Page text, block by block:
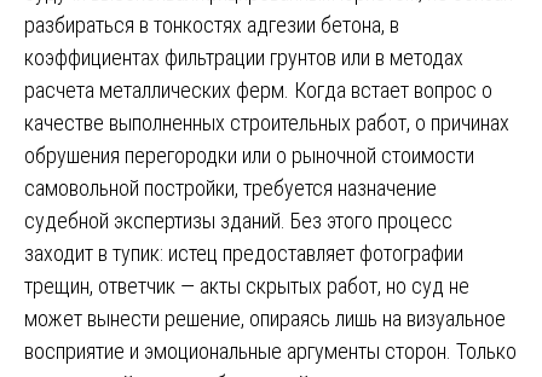
разбираться в тонкостях адгезии бетона, в
коэффициентах фильтрации грунтов или в методах
расчета металлических ферм. Когда встает вопрос о
качестве выполненных строительных работ, о причинах
обрушения перегородки или о рыночной стоимости
самовольной постройки, требуется назначение
судебной экспертизы зданий. Без этого процесс
заходит в тупик: истец предоставляет фотографии
трещин, ответчик — акты скрытых работ, но суд не
может вынести решение, опираясь лишь на визуальное
восприятие и эмоциональные аргументы сторон. Только